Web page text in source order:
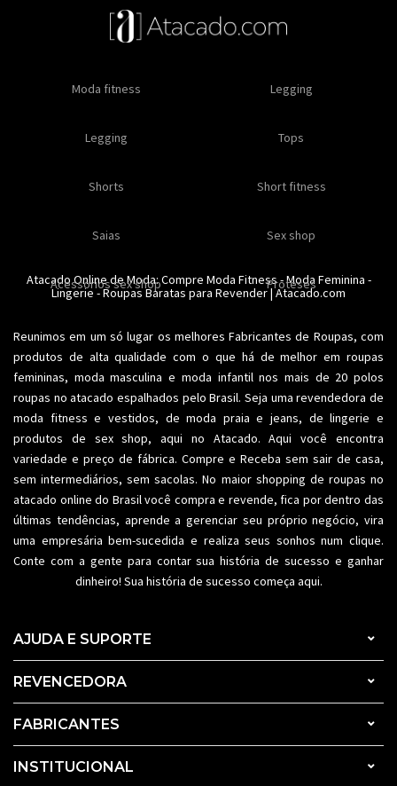
Especial natal Toda loja
Feminino Moda feminina
Moda feminina Moda íntima
Moda fitness Moda praia
Plus size Acessórios femininos
Masculino Moda masculino
Moda masculina Moda intima masculina
Acessórios masculinos Moda íntima
Calcinhas Soutiens
Conjuntos Modeladores
Moda fitness Legging
Legging Tops
Shorts Short fitness
Saias Sex shop
Acessorios sex shop Proteses
Oleos e cremes Comestiveis
Kits Lançamentos
Ofertas Roupas para revender
Atacado Online de Moda: Compre Moda Fitness-Moda Feminina -
Lingerie-Roupas Baratas para Revender| Atacado.com
Reunimos em um só lugar os melhoresFabricantes de Roupas, com
produtos de alta qualidade com o que há de melhor em roupas
femininas, moda masculina e moda infantil nos mais de 20 polos
roupas no atacado espalhados pelo Brasil. Seja uma revendedora de
moda fitness e vestidos, de moda praia e jeans, de lingerie e
produtos de sex shop, aqui no Atacado. Aqui você encontra
variedade e preço de fábrica. Compre e Receba sem sair de casa,
sem intermediários, sem sacolas. No maior shopping de roupas no
atacado online do Brasil você compra e revende, fica por dentro das
últimas tendências, aprende a gerenciar seu próprio negócio, vira
uma empresária bem-sucedida e realiza seus sonhos num clique.
Conte com a gente para contar sua história de sucesso e ganhar
dinheiro! Sua história de sucesso começa aqui.
AJUDA E SUPORTE
REVENCEDORA
FABRICANTES
INSTITUCIONAL